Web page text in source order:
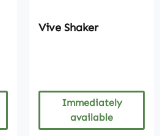
Vive Shaker
Immediately
available